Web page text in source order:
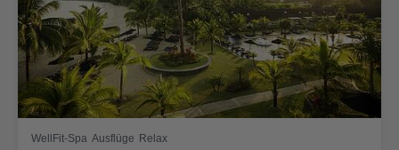
WellFit-Spa Ausflüge Relax